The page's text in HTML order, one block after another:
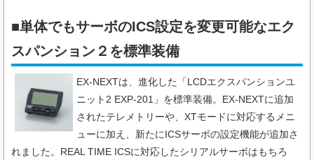
■単体でもサーボのICS設定を変更可能なエク
スパンション２​を標準装備
EX-NEXTは、進化した「LCDエクスパンションユ
ニット2 EXP-201」を標準装備。EX-NEXTに追加
されたテレメトリーや、XTモードに対応するメニ
ューに加え、新たにICSサーボの設定機能が追加さ
れました。REAL TIME ICSに対応したシリアルサーボはもちろ